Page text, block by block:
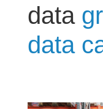
data
data